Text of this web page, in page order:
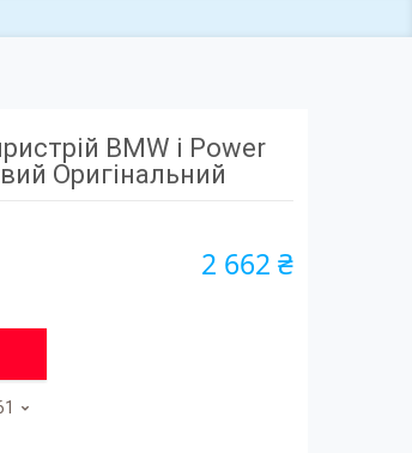
BMW i Power
Оригінальний
2 662 ₴